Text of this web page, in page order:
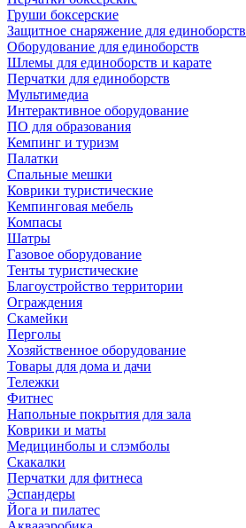
Груши боксерские
Защитное снаряжение для единоборств
Оборудование для единоборств
Шлемы для единоборств и карате
Перчатки для единоборств
Мультимедиа
Интерактивное оборудование
ПО для образования
Кемпинг и туризм
Палатки
Спальные мешки
Коврики туристические
Кемпинговая мебель
Компасы
Шатры
Газовое оборудование
Тенты туристические
Благоустройство территории
Ограждения
Скамейки
Перголы
Хозяйственное оборудование
Товары для дома и дачи
Тележки
Фитнес
Напольные покрытия для зала
Коврики и маты
Медицинболы и слэмболы
Скакалки
Перчатки для фитнеса
Эспандеры
Йога и пилатес